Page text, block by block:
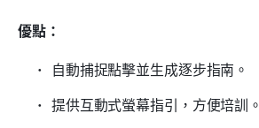
優點：
自動捕捉點擊並生成逐步指南。
提供互動式螢幕指引，方便培訓。